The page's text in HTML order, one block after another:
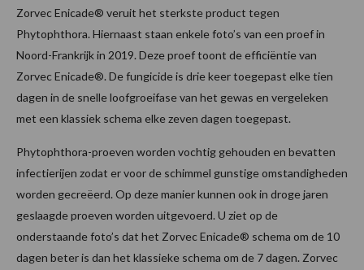
Zorvec Enicade® veruit het sterkste product tegen
Phytophthora. Hiernaast staan enkele foto’s van een proef in
Noord-Frankrijk in 2019. Deze proef toont de efficiëntie van
Zorvec Enicade®. De fungicide is drie keer toegepast elke tien
dagen in de snelle loofgroeifase van het gewas en vergeleken
met een klassiek schema elke zeven dagen toegepast.
Phytophthora-proeven worden vochtig gehouden en bevatten
infectierijen zodat er voor de schimmel gunstige omstandigheden
worden gecreëerd. Op deze manier kunnen ook in droge jaren
geslaagde proeven worden uitgevoerd. U ziet op de
onderstaande foto’s dat het Zorvec Enicade® schema om de 10
dagen beter is dan het klassieke schema om de 7 dagen. Zorvec